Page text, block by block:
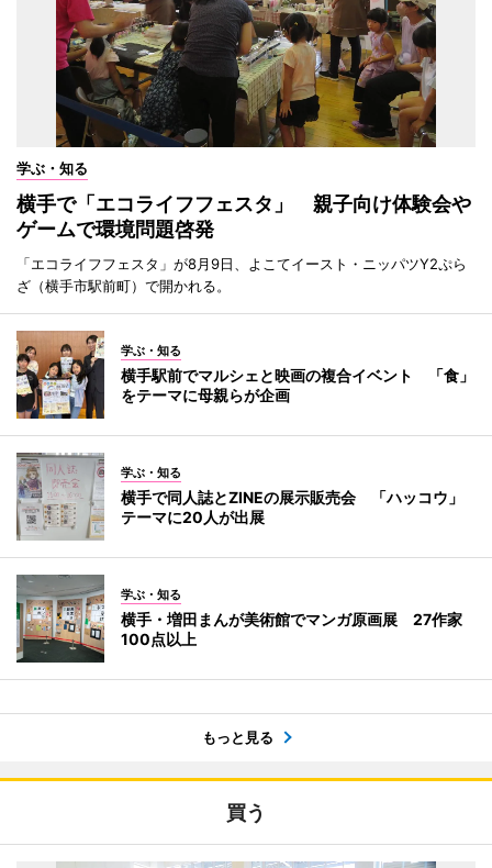
学ぶ・知る
横手で「エコライフフェスタ」 親子向け体験会や
ゲームで環境問題啓発
「エコライフフェスタ」が8月9日、よこてイースト・ニッパツY2ぷら
ざ（横手市駅前町）で開かれる。
学ぶ・知る
横手駅前でマルシェと映画の複合イベント 「食」
をテーマに母親らが企画
学ぶ・知る
横手で同人誌とZINEの展示販売会 「ハッコウ」
テーマに20人が出展
学ぶ・知る
横手・増田まんが美術館でマンガ原画展 27作家
100点以上
もっと見る
買う